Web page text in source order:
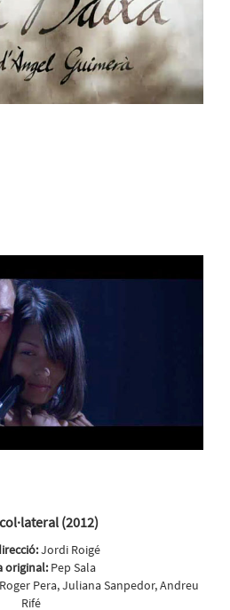
(2012)
Jordi Roigé
original:Pep Sala
Pera, Juliana Sanpedor, Andreu
Rifé